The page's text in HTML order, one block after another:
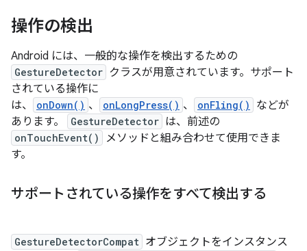
操作の検出
Android には、一般的な操作を検出するための
GestureDetector クラスが用意されています。サポート
されている操作に
は、
onDown() 、 onLongPress() 、 onFling()
などが
あります。
GestureDetector は、前述の
onTouchEvent()
メソッドと組み合わせて使用できま
す。
サポートされている操作をすべて検出する
GestureDetectorCompat オブジェクトをインスタンス